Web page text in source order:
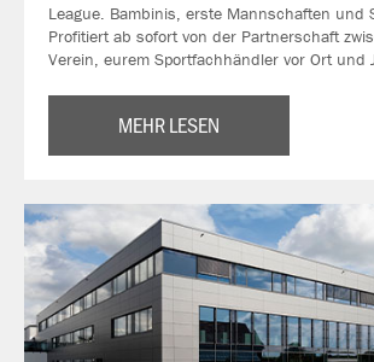
League. Bambinis, erste Mannschaften und
Profitiert ab sofort von der Partnerschaft
Verein, eurem Sportfachhändler vor Ort und
MEHR LESEN